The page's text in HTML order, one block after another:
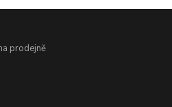
prodejně